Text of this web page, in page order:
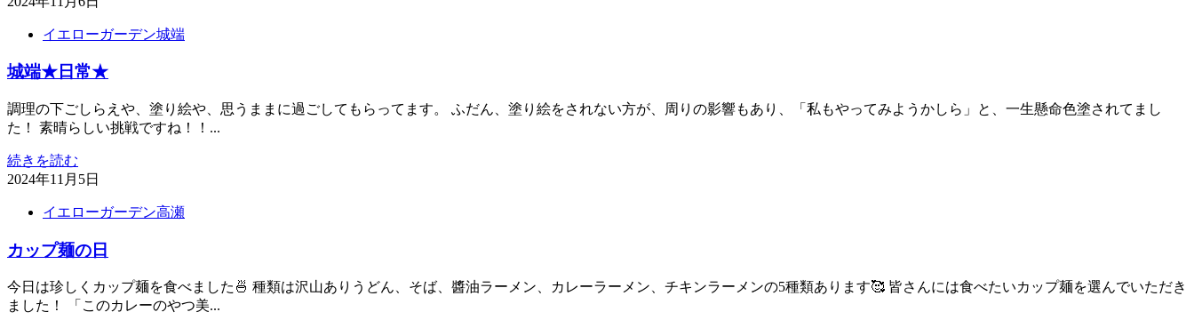
イエローガーデン城端
城端★日常★
調理の下ごしらえや、塗り絵や、思うままに過ごしてもらってます。 ふだん、塗り絵をされない方が、周りの影響もあり、「私もやってみようかしら」と、一生懸命色塗されてまし
た！ 素晴らしい挑戦ですね！！...
続きを読む
2024年11月5日
イエローガーデン高瀬
カップ麺の日
今日は珍しくカップ麺を食べました🍜 種類は沢山ありうどん、そば、醬油ラーメン、カレーラーメン、チキンラーメンの5種類あります🥰 皆さんには食べたいカップ麺を選んでいただき
ました！ 「このカレーのやつ美...